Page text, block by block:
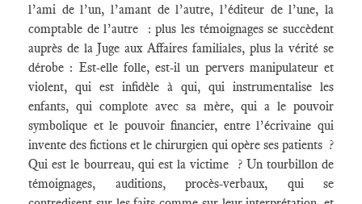
l’ami de l’un, l’amant de l’autre, l’éditeur de l’une, la
comptable de l’autre : plus les témoignages se succèdent
auprès de la Juge aux Affaires familiales, plus la vérité se
dérobe : Est-elle folle, est-il un pervers manipulateur et
violent, qui est infidèle à qui, qui instrumentalise les
enfants, qui complote avec sa mère, qui a le pouvoir
symbolique et le pouvoir financier, entre l’écrivaine qui
invente des fictions et le chirurgien qui opère ses patients ?
Qui est le bourreau, qui est la victime ? Un tourbillon de
témoignages, auditions, procès-verbaux, qui se